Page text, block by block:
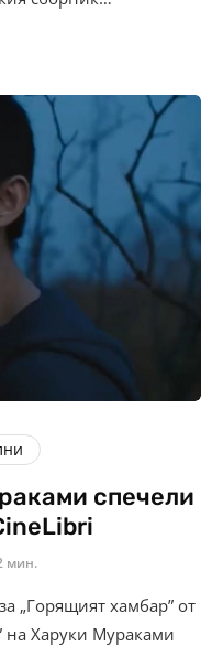
спечели
мин.
„Горящият хамбар” от
на Харуки Мураками